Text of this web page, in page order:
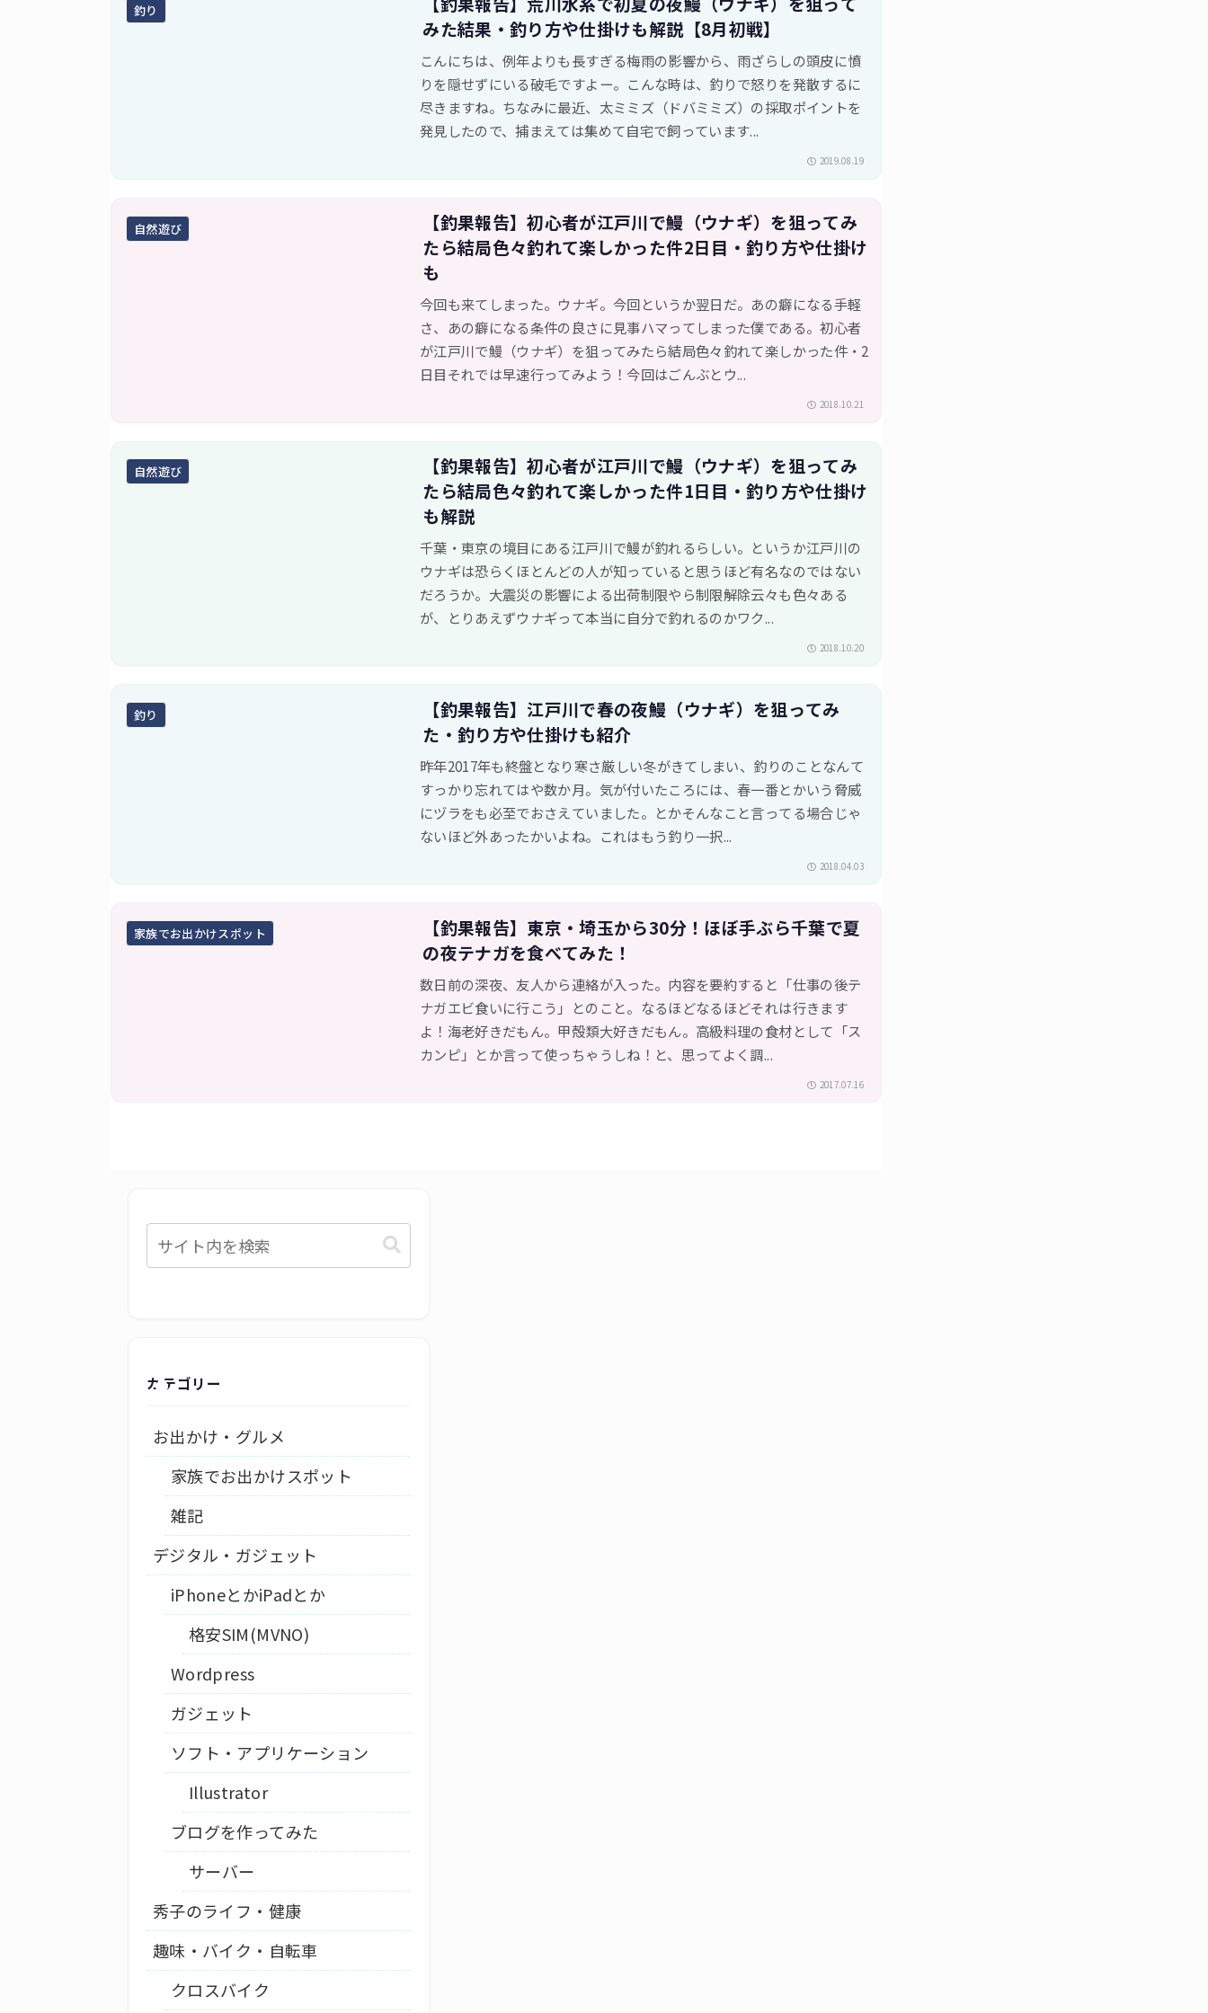
釣り
みた結果・釣り方や仕掛けも解説【8月初戦】
こんにちは、例年よりも長すぎる梅雨の影響から、雨ざらしの頭皮に憤
りを隠せずにいる破毛ですよー。こんな時は、釣りで怒りを発散するに
尽きますね。ちなみに最近、太ミミズ（ドバミミズ）の採取ポイントを
発見したので、捕まえては集めて自宅で飼っています...
2019.08.19
自然遊び
【釣果報告】初心者が江戸川で鰻（ウナギ）を狙ってみ
たら結局色々釣れて楽しかった件2日目・釣り方や仕掛け
も
今回も来てしまった。ウナギ。今回というか翌日だ。あの癖になる手軽
さ、あの癖になる条件の良さに見事ハマってしまった僕である。初心者
が江戸川で鰻（ウナギ）を狙ってみたら結局色々釣れて楽しかった件・2
日目それでは早速行ってみよう！今回はごんぶとウ...
2018.10.21
自然遊び
【釣果報告】初心者が江戸川で鰻（ウナギ）を狙ってみ
たら結局色々釣れて楽しかった件1日目・釣り方や仕掛け
も解説
千葉・東京の境目にある江戸川で鰻が釣れるらしい。というか江戸川の
ウナギは恐らくほとんどの人が知っていると思うほど有名なのではない
だろうか。大震災の影響による出荷制限やら制限解除云々も色々ある
が、とりあえずウナギって本当に自分で釣れるのかワク...
2018.10.20
釣り
【釣果報告】江戸川で春の夜鰻（ウナギ）を狙ってみ
た・釣り方や仕掛けも紹介
昨年2017年も終盤となり寒さ厳しい冬がきてしまい、釣りのことなんて
すっかり忘れてはや数か月。気が付いたころには、春一番とかいう脅威
にヅラをも必至でおさえていました。とかそんなこと言ってる場合じゃ
ないほど外あったかいよね。これはもう釣り一択...
2018.04.03
家族でお出かけスポット
【釣果報告】東京・埼玉から30分！ほぼ手ぶら千葉で夏
の夜テナガを食べてみた！
数日前の深夜、友人から連絡が入った。内容を要約すると「仕事の後テ
ナガエビ食いに行こう」とのこと。なるほどなるほどそれは行きます
よ！海老好きだもん。甲殻類大好きだもん。高級料理の食材として「ス
カンピ」とか言って使っちゃうしね！と、思ってよく調...
2017.07.16
カテゴリー
お出かけ・グルメ
家族でお出かけスポット
雑記
デジタル・ガジェット
iPhoneとかiPadとか
格安SIM(MVNO)
Wordpress
ガジェット
ソフト・アプリケーション
Illustrator
ブログを作ってみた
サーバー
秀子のライフ・健康
趣味・バイク・自転車
クロスバイク